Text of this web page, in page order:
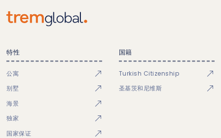
特性
公寓
别墅
海景
独家
国家保证
国籍
Turkish Citizenship
圣基茨和尼维斯